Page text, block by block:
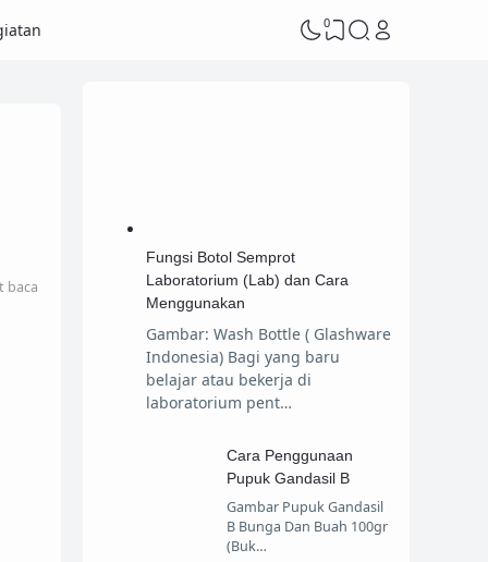
0
baca
Fungsi Botol Semprot
Laboratorium (Lab) dan Cara
Menggunakan
Gambar: Wash Bottle ( Glashware
Indonesia) Bagi yang baru
belajar atau bekerja di
laboratorium pent…
Cara Penggunaan
Pupuk Gandasil B
Gambar Pupuk Gandasil
B Bunga Dan Buah 100gr
(Buk…